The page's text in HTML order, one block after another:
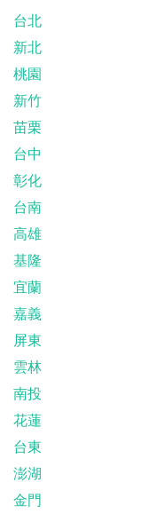
台北
新北
桃園
新竹
苗栗
台中
彰化
台南
高雄
基隆
宜蘭
嘉義
屏東
雲林
南投
花蓮
台東
澎湖
金門